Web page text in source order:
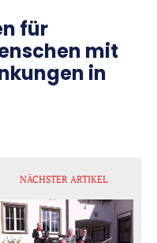
für
mit
in
NÄCHSTER ARTIKEL